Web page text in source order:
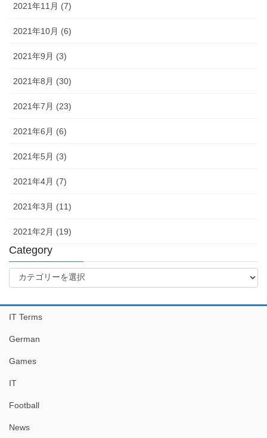
2021年11月 (7)
2021年10月 (6)
2021年9月 (3)
2021年8月 (30)
2021年7月 (23)
2021年6月 (6)
2021年5月 (3)
2021年4月 (7)
2021年3月 (11)
2021年2月 (19)
Category
Category
IT Terms
German
Games
IT
Football
News